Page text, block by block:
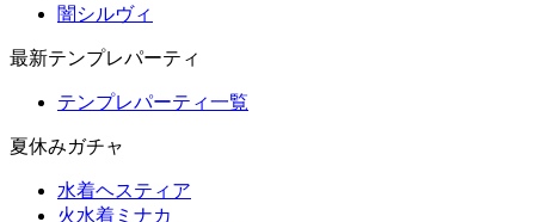
闇シルヴィ
最新テンプレパーティ
テンプレパーティ一覧
夏休みガチャ
水着ヘスティア
火水着ミナカ